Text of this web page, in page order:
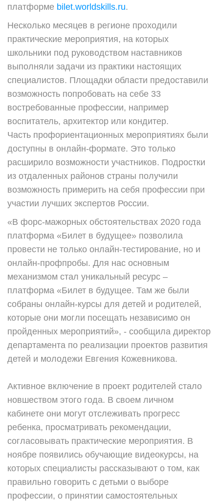
платформе bilet.worldskills.ru.
Несколько месяцев в регионе проходили
практические мероприятия, на которых
школьники под руководством наставников
выполняли задачи из практики настоящих
специалистов. Площадки области предоставили
возможность попробовать на себе 33
востребованные профессии, например
воспитатель, архитектор или кондитер.
Часть профориентационных мероприятиях были
доступны в онлайн-формате. Это только
расширило возможности участников. Подростки
из отдаленных районов страны получили
возможность примерить на себя профессии при
участии лучших экспертов России.
«В форс-мажорных обстоятельствах 2020 года
платформа «Билет в будущее» позволила
провести не только онлайн-тестирование, но и
онлайн-профпробы. Для нас основным
механизмом стал уникальный ресурс –
платформа «Билет в будущее. Там же были
собраны онлайн-курсы для детей и родителей,
которые они могли посещать независимо он
пройденных мероприятий», - сообщила директор
департамента по реализации проектов развития
детей и молодежи Евгения Кожевникова.
Активное включение в проект родителей стало
новшеством этого года. В своем личном
кабинете они могут отслеживать прогресс
ребенка, просматривать рекомендации,
согласовывать практические мероприятия. В
ноябре появились обучающие видеокурсы, на
которых специалисты рассказывают о том, как
правильно говорить с детьми о выборе
профессии, о принятии самостоятельных